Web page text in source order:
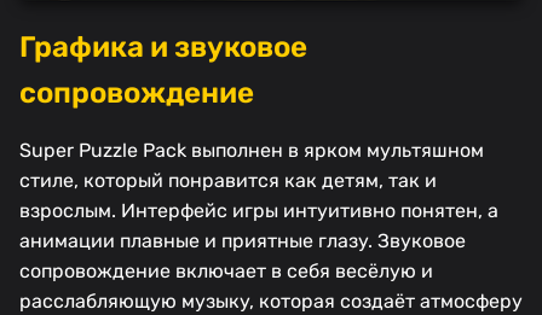
Графика и звуковое
сопровождение
Super Puzzle Pack выполнен в ярком мультяшном
стиле, который понравится как детям, так и
взрослым. Интерфейс игры интуитивно понятен, а
анимации плавные и приятные глазу. Звуковое
сопровождение включает в себя весёлую и
расслабляющую музыку, которая создаёт атмосферу